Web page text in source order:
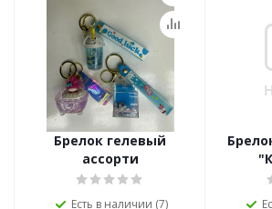
Брелок гелевый
ассорти
Есть в наличии (7)